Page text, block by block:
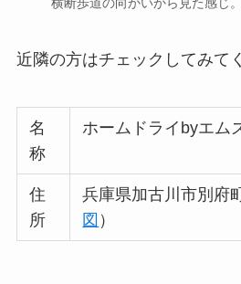
近隣の方はチェックしてみて
名
称
ホームドライbyエム
住
所
兵庫県加古川市別府
図 ）